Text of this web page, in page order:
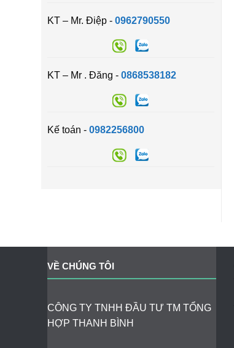
KT – Mr. Điệp - 0962790550
KT – Mr . Đăng - 0868538182
Kế toán - 0982256800
VỀ CHÚNG TÔI
CÔNG TY TNHH ĐẦU TƯ TM TỔNG
HỢP THANH BÌNH